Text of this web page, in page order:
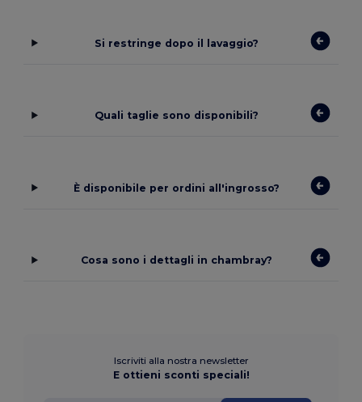
Si restringe dopo il lavaggio?
Quali taglie sono disponibili?
È disponibile per ordini all'ingrosso?
Cosa sono i dettagli in chambray?
Iscriviti alla nostra newsletter
E ottieni sconti speciali!